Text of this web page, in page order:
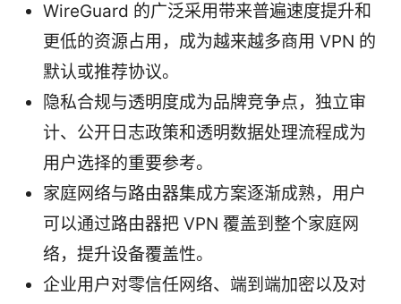
WireGuard 的广泛采用带来普遍速度提升和
更低的资源占用，成为越来越多商用 VPN 的
默认或推荐协议。
隐私合规与透明度成为品牌竞争点，独立审
计、公开日志政策和透明数据处理流程成为
用户选择的重要参考。
家庭网络与路由器集成方案逐渐成熟，用户
可以通过路由器把 VPN 覆盖到整个家庭网
络，提升设备覆盖性。
企业用户对零信任网络、端到端加密以及对